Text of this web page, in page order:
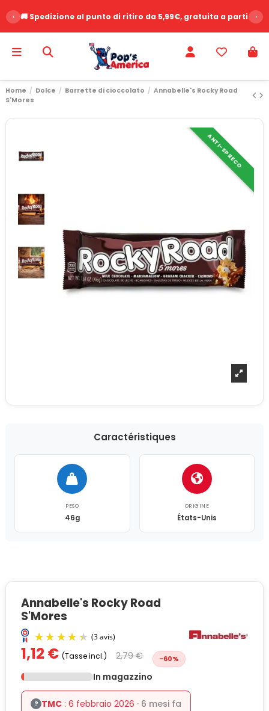
‹ 🚚 Spedizione al punto di ritiro da 5,99€, gratuita a partire›
Home Dolce Barrette di cioccolato
Annabelle's Rocky Road
S'Mores
ANTI-SPRECO
Caractéristiques
PESO
46g
ORIGINE
États-Unis
Annabelle's Rocky Road
S'Mores
1,12 € (Tasse incl.) 2,79 € -60%
In magazzino
? TMC : 6 febbraio 2026 · 6 mesi fa